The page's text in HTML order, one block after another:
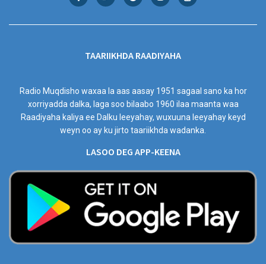
TAARIIKHDA RAADIYAHA
Radio Muqdisho waxaa la aas aasay 1951 sagaal sano ka hor
xorriyadda dalka, laga soo bilaabo 1960 ilaa maanta waa
Raadiyaha kaliya ee Dalku leeyahay, wuxuuna leeyahay keyd
weyn oo ay ku jirto taariikhda wadanka.
LASOO DEG APP-KEENA